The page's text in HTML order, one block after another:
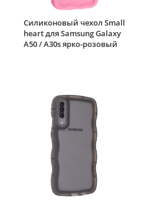
Силиконовый чехол Small
heart для Samsung Galaxy
A50 / A30s ярко-розовый